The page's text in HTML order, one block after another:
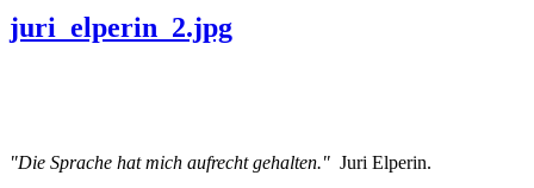
juri_elperin_2.jpg
"Die Sprache hat mich aufrecht gehalten." Juri Elperin.